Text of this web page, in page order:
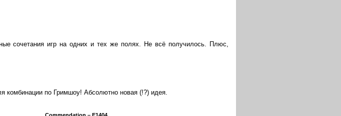
сочетания игр на одних и тех же полях. Не всё получилось. Плюс,
комбинации по Гримшоу! Абсолютно новая (!?) идея.